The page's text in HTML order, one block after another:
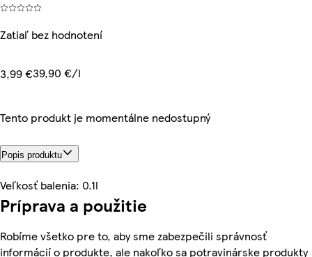
Zatiaľ bez hodnotení
3,99 €39,90 €/l
Tento produkt je momentálne nedostupný
Popis produktu
Veľkosť balenia: 0.1l
Príprava a použitie
Robíme všetko pre to, aby sme zabezpečili správnosť
informácií o produkte, ale nakoľko sa potravinárske produkty